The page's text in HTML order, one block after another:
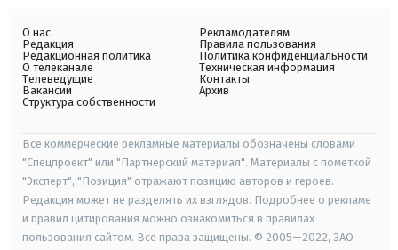
О нас
Редакция
Редакционная политика
О телеканале
Телеведущие
Вакансии
Структура собственности
Рекламодателям
Правила пользования
Политика конфиденциальности
Техническая информация
Контакты
Архив
Все коммерческие рекламные материалы обозначены словами
"Спецпроект" или "Партнерский материал". Материалы с пометкой
"Эксперт", "Позиция" отражают позицию авторов и героев.
Редакция может не разделять их взглядов. Подробнее о рекламе
и правил цитирования можно ознакомиться в правилах
пользования сайтом. Все права защищены. © 2005—2022, ЗАО